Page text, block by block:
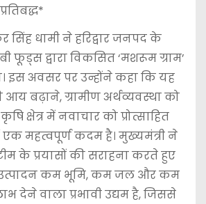
सिंह धामी ने हरिद्वार जनपद के
फूड्स द्वारा विकसित ‘मशरूम ग्राम’
इस अवसर पर उन्होंने कहा कि यह
बढ़ाने, ग्रामीण अर्थव्यवस्था को
क्षेत्र में नवाचार को प्रोत्साहित
महत्वपूर्ण कदम है। मुख्यमंत्री ने
के प्रयासों की सराहना करते हुए
कम भूमि, कम जल और कम
देने वाला प्रभावी उद्यम है, जिससे